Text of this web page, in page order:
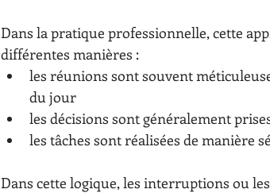
Dans la pratique professionnelle, cette
différentes manières :
les réunions sont souvent
du jour
les décisions sont généralement
les tâches sont réalisées de manière
Dans cette logique, les interruptions ou les